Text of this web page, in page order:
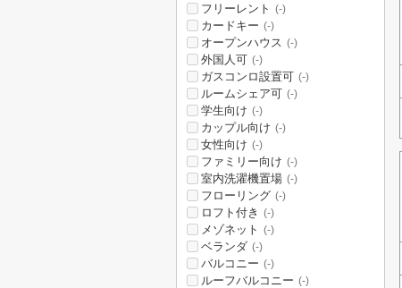
フリーレント (-)
カードキー (-)
オープンハウス (-)
外国人可 (-)
ガスコンロ設置可 (-)
ルームシェア可 (-)
学生向け (-)
カップル向け (-)
女性向け (-)
ファミリー向け (-)
室内洗濯機置場 (-)
フローリング (-)
ロフト付き (-)
メゾネット (-)
ベランダ (-)
バルコニー (-)
ルーフバルコニー (-)